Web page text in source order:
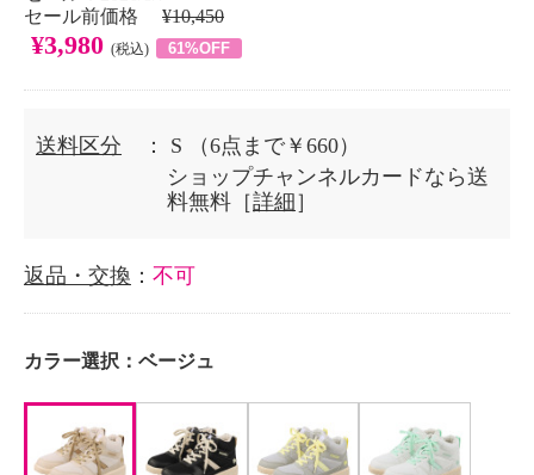
セール前価格 ¥10,450
¥3,980 (税込) 61%OFF
送料区分 ： S
（6点まで￥660）
ショップチャンネルカードなら送
料無料［詳細 ］
返品・交換 ： 不可
カラー選択： ベージュ